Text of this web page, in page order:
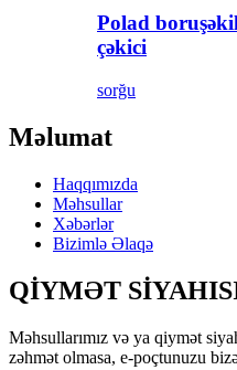
Polad
çəkici
sorğu
Məlumat
Haqqımızda
Məhsullar
Xəbərlər
Bizimlə Əlaqə
QİYMƏT
Məhsullarımız və ya qiymət
zəhmət olmasa, e-poçtunuzu